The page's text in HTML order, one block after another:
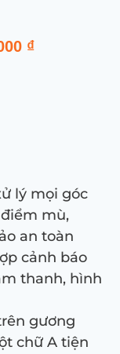
₫
lý mọi góc
mù,
an toàn
cảnh báo
thanh, hình
gương
chữ A tiện